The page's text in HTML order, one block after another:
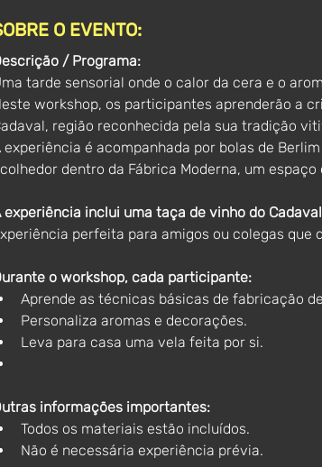
O EVENTO:
/ Programa:
tarde sensorial onde o calor da cera e o
workshop, os participantes aprenderão a
região reconhecida pela sua tradição
experiência é acompanhada por bolas de
dentro da Fábrica Moderna, um
experiência inclui uma taça de vinho do
perfeita para amigos ou colegas que
o workshop, cada participante:
Aprende as técnicas básicas de fabricação
Personaliza aromas e decorações.
Leva para casa uma vela feita por si.
informações importantes:
Todos os materiais estão incluídos.
Não é necessária experiência prévia.